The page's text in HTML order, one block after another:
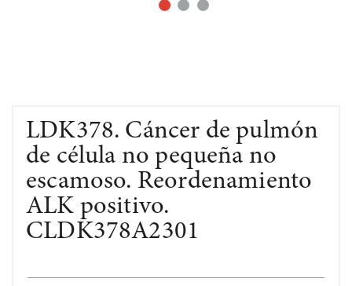
LDK378. Cáncer de pulmón
de célula no pequeña no
escamoso. Reordenamiento
ALK positivo.
CLDK378A2301